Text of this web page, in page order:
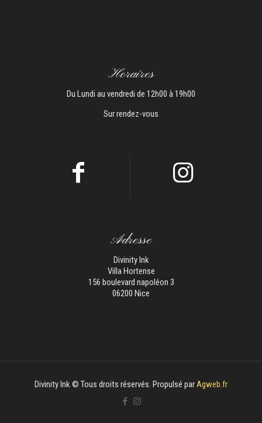
Horaires
Du Lundi au vendredi de 12h00 à 19h00
Sur rendez-vous
Adresse
Divinity Ink
Villa Hortense
156 boulevard napoléon 3
06200 Nice
Divinity Ink © Tous droits réservés. Propulsé parAgweb.fr